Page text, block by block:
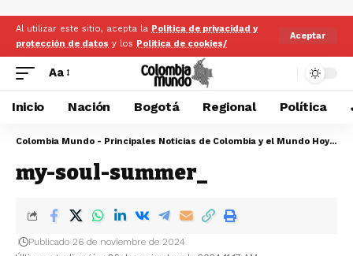
Al utilizar este sitio, acepta la Politica de privacidad y
protección de datos y los Politica de cookies/
Aceptar
Aa
Inicio Nación Bogotá Regional Política
Colombia Mundo - Principales Noticias de Colombia y el Mundo Hoy
>
my-soul-summer_
Publicado 26 de noviembre de 2024